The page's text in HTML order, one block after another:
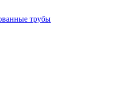
трубы